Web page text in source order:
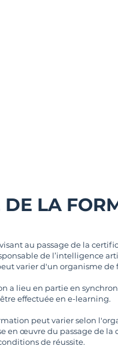
LA
au passage de la
de l’intelligence
varier d'un organisme de
a lieu en partie en
effectuée en e-learning.
peut varier selon
en œuvre du passage de la
de réussite.